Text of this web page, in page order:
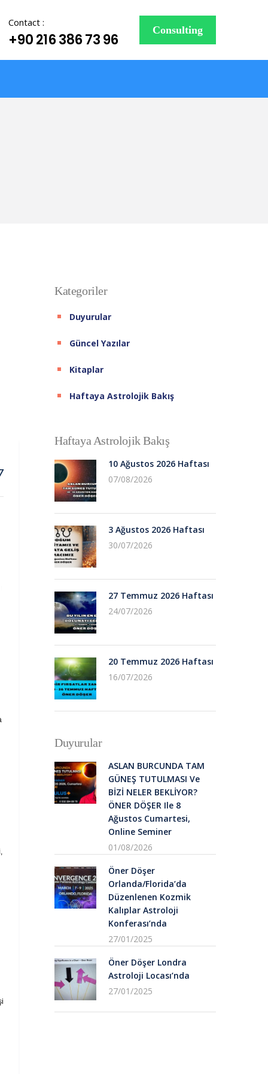
Contact :
+90 216 386 73 96
Consulting
Kategoriler
Duyurular
Güncel Yazılar
Kitaplar
Haftaya Astrolojik Bakış
Haftaya Astrolojik Bakış
10 Ağustos 2026 Haftası
07/08/2026
3 Ağustos 2026 Haftası
30/07/2026
27 Temmuz 2026 Haftası
24/07/2026
20 Temmuz 2026 Haftası
16/07/2026
Duyurular
ASLAN BURCUNDA TAM
GÜNEŞ TUTULMASI Ve
BİZİ NELER BEKLİYOR?
ÖNER DÖŞER Ile 8
Ağustos Cumartesi,
Online Seminer
01/08/2026
Öner Döşer
Orlanda/Florida’da
Düzenlenen Kozmik
Kalıplar Astroloji
Konferası’nda
27/01/2025
Öner Döşer Londra
Astroloji Locası’nda
27/01/2025